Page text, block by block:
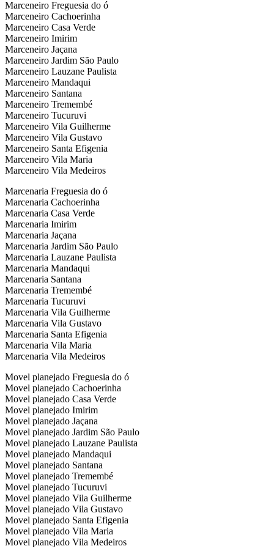
Marceneiro Freguesia do ó
Marceneiro Cachoerinha
Marceneiro Casa Verde
Marceneiro Imirim
Marceneiro Jaçana
Marceneiro Jardim São Paulo
Marceneiro Lauzane Paulista
Marceneiro Mandaqui
Marceneiro Santana
Marceneiro Tremembé
Marceneiro Tucuruvi
Marceneiro Vila Guilherme
Marceneiro Vila Gustavo
Marceneiro Santa Efigenia
Marceneiro Vila Maria
Marceneiro Vila Medeiros
Marcenaria Freguesia do ó
Marcenaria Cachoerinha
Marcenaria Casa Verde
Marcenaria Imirim
Marcenaria Jaçana
Marcenaria Jardim São Paulo
Marcenaria Lauzane Paulista
Marcenaria Mandaqui
Marcenaria Santana
Marcenaria Tremembé
Marcenaria Tucuruvi
Marcenaria Vila Guilherme
Marcenaria Vila Gustavo
Marcenaria Santa Efigenia
Marcenaria Vila Maria
Marcenaria Vila Medeiros
Movel planejado Freguesia do ó
Movel planejado Cachoerinha
Movel planejado Casa Verde
Movel planejado Imirim
Movel planejado Jaçana
Movel planejado Jardim São Paulo
Movel planejado Lauzane Paulista
Movel planejado Mandaqui
Movel planejado Santana
Movel planejado Tremembé
Movel planejado Tucuruvi
Movel planejado Vila Guilherme
Movel planejado Vila Gustavo
Movel planejado Santa Efigenia
Movel planejado Vila Maria
Movel planejado Vila Medeiros